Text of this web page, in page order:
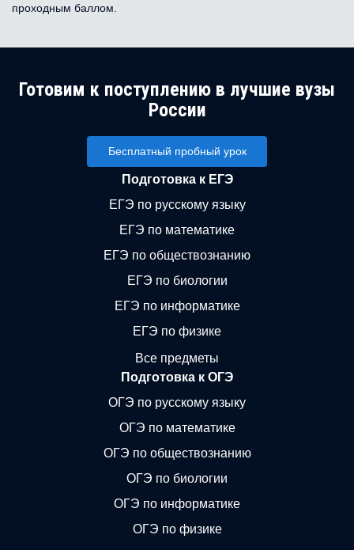
проходным баллом.
Готовим к поступлению в лучшие вузы
России
Бесплатный пробный урок
Подготовка к ЕГЭ
ЕГЭ по русскому языку
ЕГЭ по математике
ЕГЭ по обществознанию
ЕГЭ по биологии
ЕГЭ по информатике
ЕГЭ по физике
Все предметы
Подготовка к ОГЭ
ОГЭ по русскому языку
ОГЭ по математике
ОГЭ по обществознанию
ОГЭ по биологии
ОГЭ по информатике
ОГЭ по физике